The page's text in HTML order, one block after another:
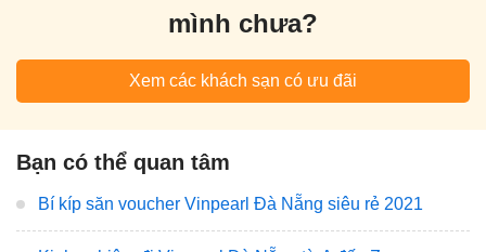
mình chưa?
Xem các khách sạn có ưu đãi
Bạn có thể quan tâm
Bí kíp săn voucher Vinpearl Đà Nẵng siêu rẻ 2021